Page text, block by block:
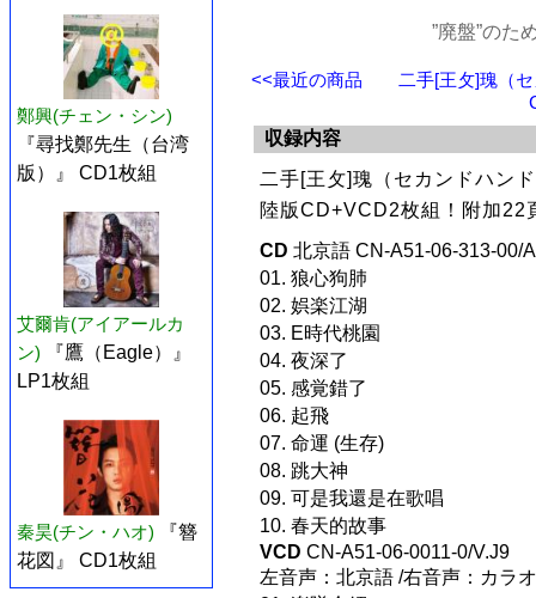
鄭興(チェン・シン)
『尋找鄭先生（台湾
版）』 CD1枚組
艾爾肯(アイアールカ
ン)
『鷹（Eagle）』
LP1枚組
秦昊(チン・ハオ)
『簪
花図』 CD1枚組
”廃盤”のた
<<最近の商品
二手[王攵]瑰（
収録内容
二手[王攵]瑰（セカンドハン
陸版CD+VCD2枚組！附加22
CD 北京語 CN-A51-06-313-00/
01. 狼心狗肺
02. 娯楽江湖
03. E時代桃園
04. 夜深了
05. 感覚錯了
06. 起飛
07. 命運 (生存)
08. 跳大神
09. 可是我還是在歌唱
10. 春天的故事
VCD CN-A51-06-0011-0/V.J9
左音声：北京語 /右音声：カラ